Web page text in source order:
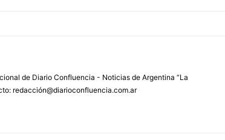
de Diario Confluencia - Noticias de Argentina “La
redacción@diarioconfluencia.com.ar